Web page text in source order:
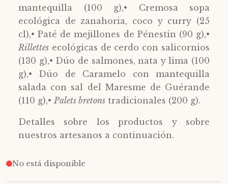
mantequilla (100 g),• Cremosa sopa
ecológica de zanahoria, coco y curry (25
cl),• Paté de mejillones de Pénestin (90 g),•
Rillettes ecológicas de cerdo con salicornios
(130 g),• Dúo de salmones, nata y lima (100
g),• Dúo de Caramelo con mantequilla
salada con sal del Maresme de Guérande
(110 g),• Palets bretons tradicionales (200 g).
Detalles sobre los productos y sobre
nuestros artesanos a continuación.
No está disponible